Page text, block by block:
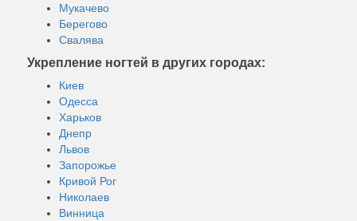
Мукачево
Берегово
Свалява
Укрепление ногтей в других городах:
Киев
Одесса
Харьков
Днепр
Львов
Запорожье
Кривой Рог
Николаев
Винница